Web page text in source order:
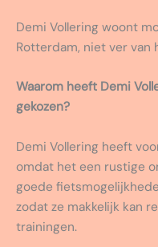
Demi Vollering woont
Rotterdam, niet ver van
Waarom heeft Demi
gekozen?
Demi Vollering heeft
omdat het een rustige
goede
zodat ze makkelijk kan
trainingen.